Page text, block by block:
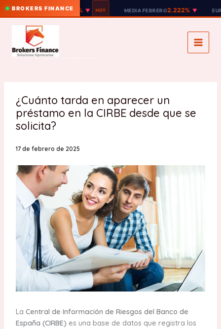
BROKERS FINANCE
EURIBOR 12M 2.221% ▼ HOY MEDIA FEBRERO2.222% ▼ EURIBOR
contenido
Brokers Finance | Broker hipotecario y Broker inmobiliario honesto
¿Cuánto tarda en aparecer un
préstamo en la CIRBE desde que se
solicita?
17 de febrero de 2025
La Central de Información de Riesgos del Banco de
España (CIRBE) es una base de datos que registra los